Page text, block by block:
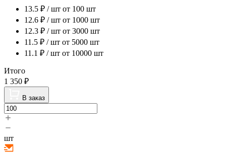
13.5 ₽ / шт от 100 шт
12.6 ₽ / шт от 1000 шт
12.3 ₽ / шт от 3000 шт
11.5 ₽ / шт от 5000 шт
11.1 ₽ / шт от 10000 шт
Итого
1 350 ₽
В заказ
шт